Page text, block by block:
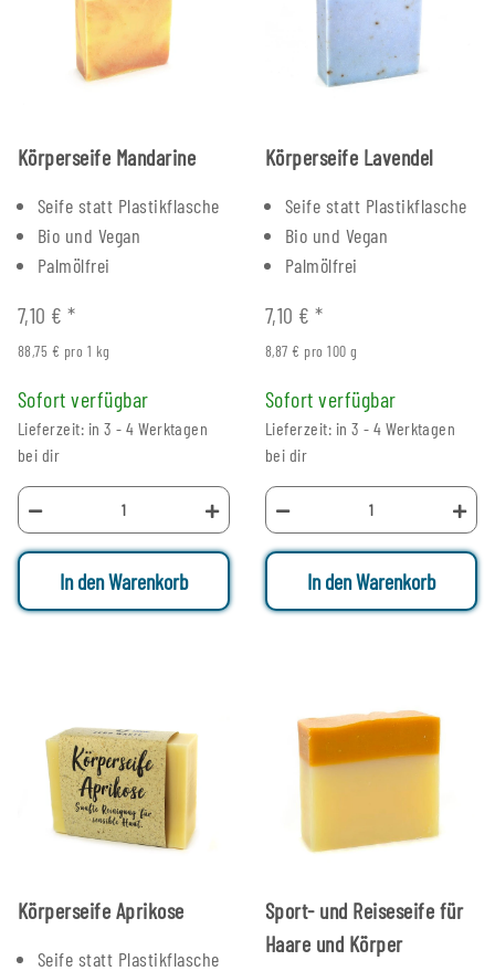
Körperseife Mandarine
Seife statt Plastikflasche
Bio und Vegan
Palmölfrei
7,10 €*
88,75 € pro 1 kg
Sofort verfügbar
Lieferzeit: in 3 - 4 Werktagen
bei dir
In den Warenkorb
Körperseife Lavendel
Seife statt Plastikflasche
Bio und Vegan
Palmölfrei
7,10 €*
8,87 € pro 100 g
Sofort verfügbar
Lieferzeit: in 3 - 4 Werktagen
bei dir
In den Warenkorb
Körperseife Aprikose
Seife statt Plastikflasche
Sport- und Reiseseife für
Haare und Körper